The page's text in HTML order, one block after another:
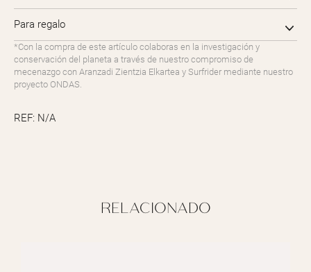
Para regalo
*Con la compra de este artículo colaboras en la investigación y
conservación del planeta a través de nuestro compromiso de
mecenazgo con Aranzadi Zientzia Elkartea y Surfrider mediante nuestro
proyecto ONDAS.
REF: N/A
RELACIONADO